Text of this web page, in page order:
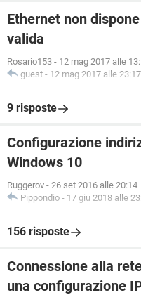
Ethernet non
valida
Rosario153 - 12 mag 2017 alle
guest - 12 mag 2017 alle 23:17
9 risposte
Configurazione
Windows 10
Ruggerov - 26 set 2016 alle 20:14
Pippondio - 17 giu 2018 alle
156 risposte
Connessione alla
una configurazione